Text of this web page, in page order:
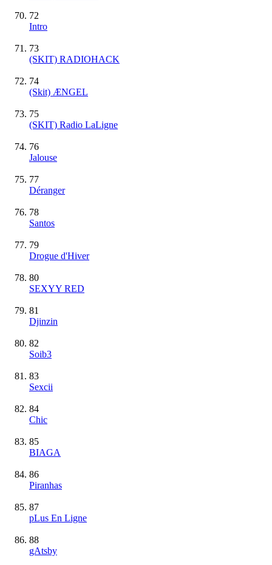
72
Intro
73
(SKIT) RADIOHACK
74
(Skit) ÆNGEL
75
(SKIT) Radio LaLigne
76
Jalouse
77
Déranger
78
Santos
79
Drogue d'Hiver
80
SEXYY RED
81
Djinzin
82
Soib3
83
Sexcii
84
Chic
85
BIAGA
86
Piranhas
87
pLus En Ligne
88
gAtsby